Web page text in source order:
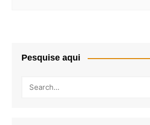
Pesquise aqui